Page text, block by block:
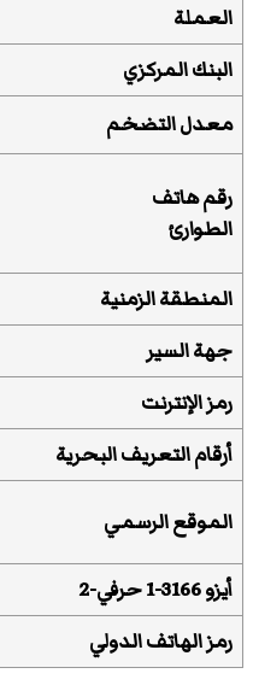
العملة
البنك المركزي
معدل التضخم
رقم هاتف
الطوارئ
المنطقة الزمنية
جهة السير
رمز الإنترنت
أرقام التعريف البحرية
الموقع الرسمي
أيزو 3166-1 حرفي-2
رمز الهاتف الدولي